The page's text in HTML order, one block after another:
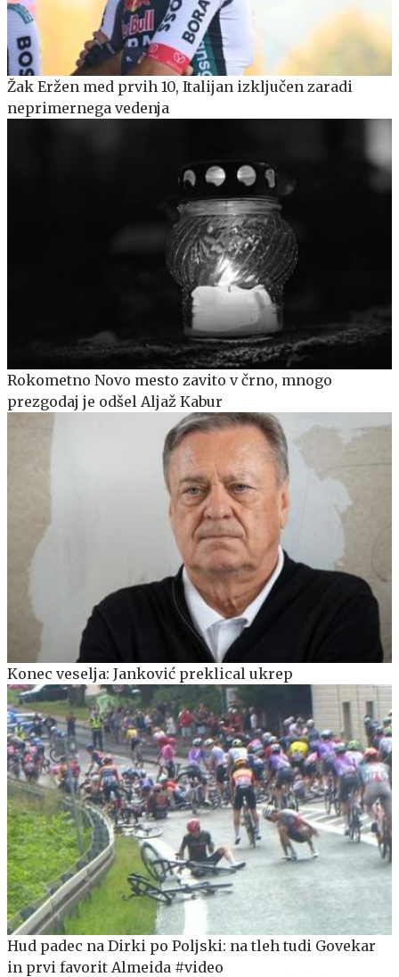
Žak Eržen med prvih 10, Italijan izključen zaradi
neprimernega vedenja
Rokometno Novo mesto zavito v črno, mnogo
prezgodaj je odšel Aljaž Kabur
Konec veselja: Janković preklical ukrep
Hud padec na Dirki po Poljski: na tleh tudi Govekar
in prvi favorit Almeida #video